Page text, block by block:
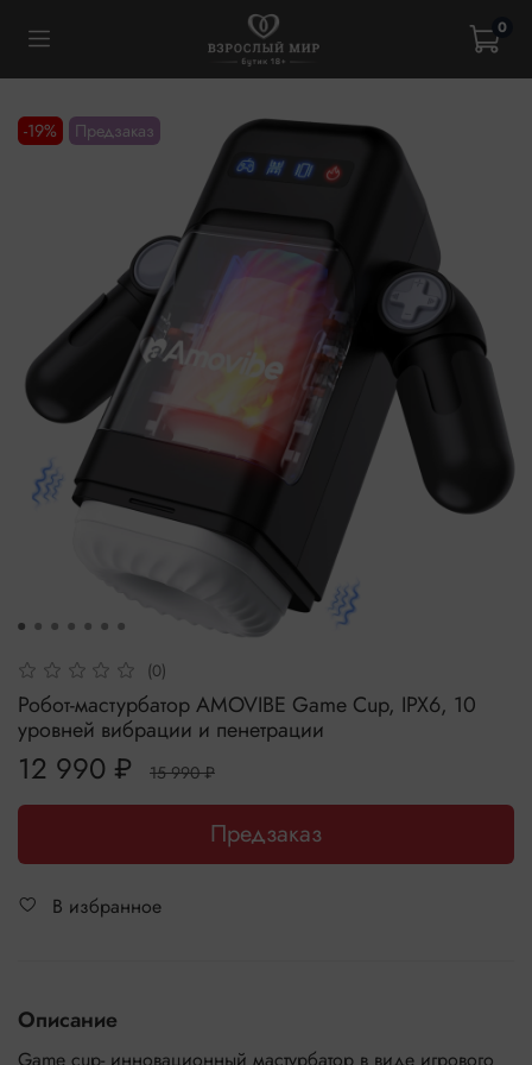
0
-19% Предзаказ
(0)
Робот-мастурбатор AMOVIBE Game Cup, IPX6, 10
уровней вибрации и пенетрации
12 990 ₽ 15 990 ₽
Предзаказ
В избранное
Описание
Game cup- инновационный мастурбатор в виде игрового